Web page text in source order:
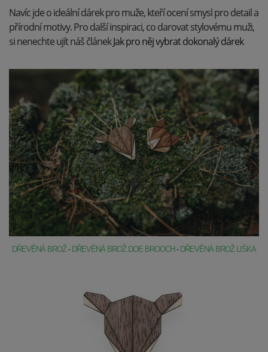
Navíc jde o ideální dárek pro muže, kteří ocení smysl pro detail a
přírodní motivy. Pro další inspiraci, co darovat stylovému muži,
si nenechte ujít náš článekJak pro něj vybrat dokonalý dárek
DŘEVĚNÁ BROŽ - DŘEVĚNÁ BROŽ DOE BROOCH - DŘEVĚNÁ BROŽ LIŠKA